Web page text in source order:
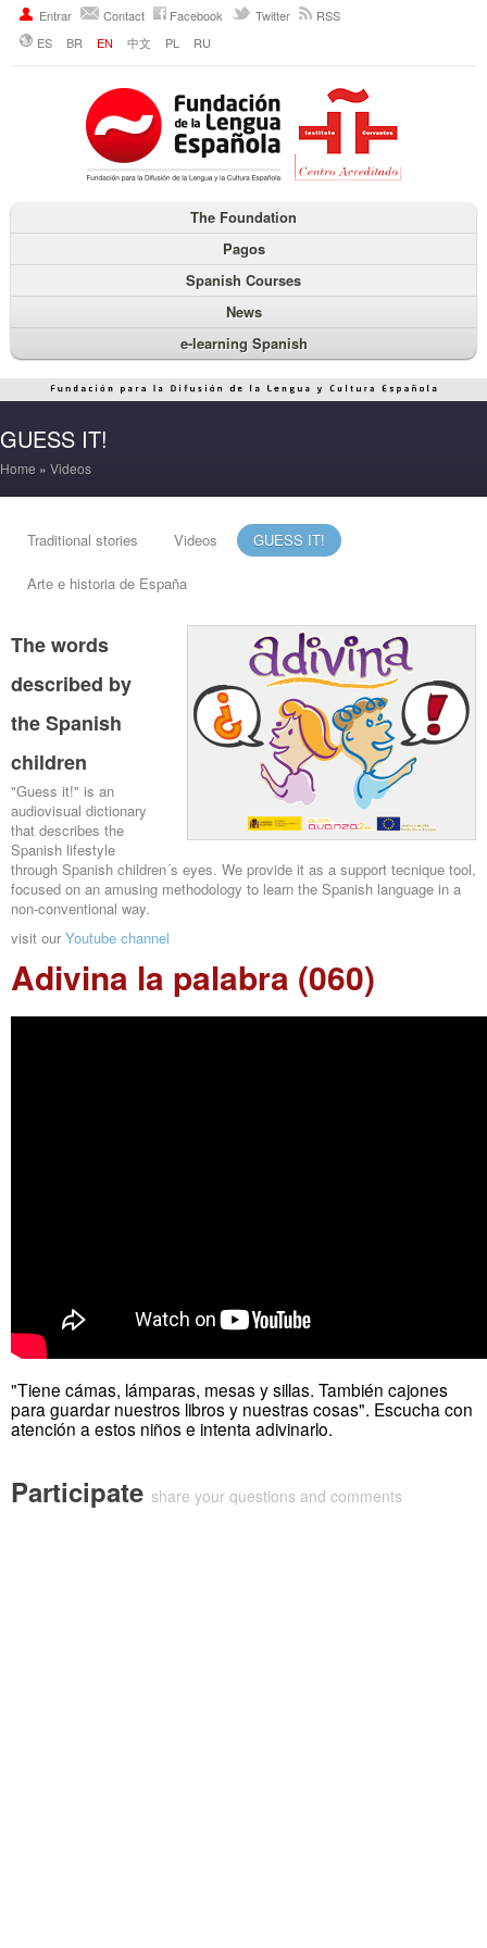
Entrar Contact Facebook Twitter
RSS
ES
BR EN 中文 PL RU
The Foundation
Pagos
Spanish Courses
News
e-learning Spanish
GUESS IT!
Home » Videos
Traditional stories Videos GUESS IT!
Arte e historia de España
The words
described by
the Spanish
children
"Guess it!" is an
audiovisual dictionary
that describes the
Spanish lifestyle
through Spanish children´s eyes. We provide it as a support tecnique tool,
focused on an amusing methodology to learn the Spanish language in a
non-conventional way.
visit our Youtube channel
Adivina la palabra (060)
"Tiene cámas, lámparas, mesas y sillas. También cajones
para guardar nuestros libros y nuestras cosas". Escucha con
atención a estos niños e intenta adivinarlo.
Participate share your questions and comments